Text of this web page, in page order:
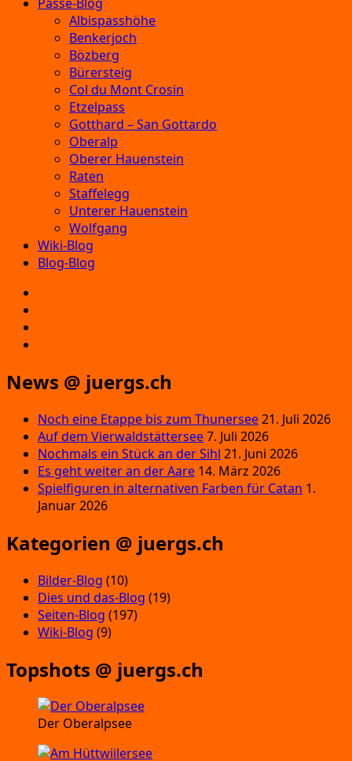
Albispasshöhe
Benkerjoch
Bözberg
Bürersteig
Col du Mont Crosin
Etzelpass
Gotthard – San Gottardo
Oberalp
Oberer Hauenstein
Raten
Staffelegg
Unterer Hauenstein
Wolfgang
Wiki-Blog
Blog-Blog
News @ juergs.ch
Noch eine Etappe bis zum Thunersee21. Juli 2026
Auf dem Vierwaldstättersee7. Juli 2026
Nochmals ein Stück an der Sihl 21. Juni 2026
Es geht weiter an der Aare 14. März 2026
Spielfiguren in alternativen Farben für Catan 1.
Januar 2026
Kategorien @ juergs.ch
Bilder-Blog (10)
Dies und das-Blog (19)
Seiten-Blog (197)
Wiki-Blog (9)
Topshots @ juergs.ch
Der Oberalpsee